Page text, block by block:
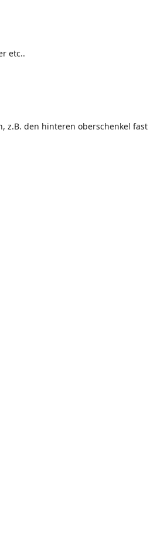
etc..
z.B. den hinteren oberschenkel fast